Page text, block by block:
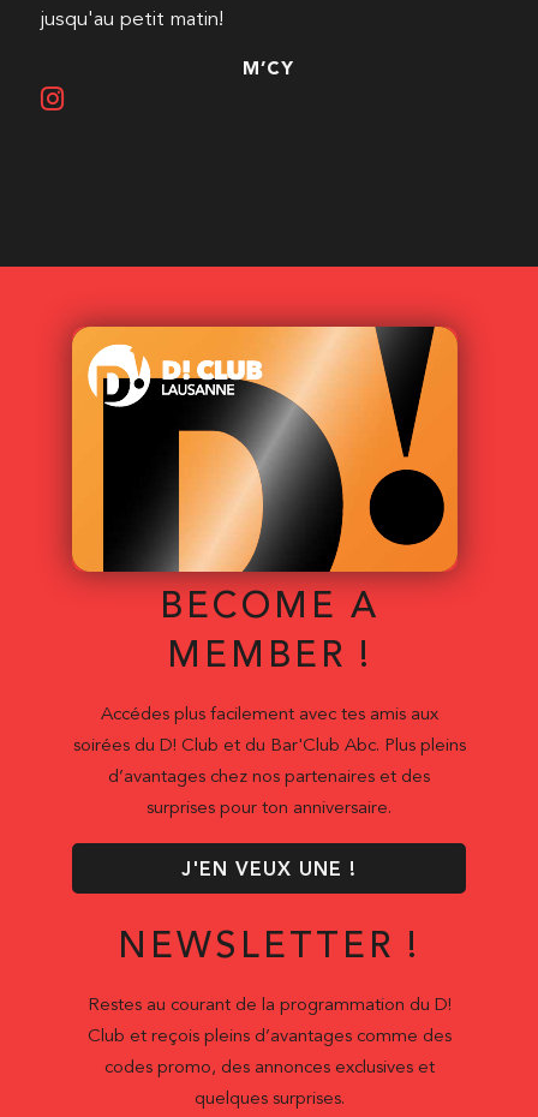
jusqu'au petit matin!
M’CY
BECOME A
MEMBER !
Accédes plus facilement avec tes amis aux
soirées du D! Club et du Bar'Club Abc. Plus pleins
d’avantages chez nos partenaires et des
surprises pour ton anniversaire.
J'EN VEUX UNE !
NEWSLETTER !
Restes au courant de la programmation du D!
Club et reçois pleins d’avantages comme des
codes promo, des annonces exclusives et
quelques surprises.